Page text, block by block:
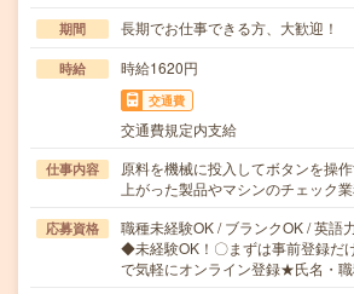
期間 長期でお仕事できる方、大歓迎！
時給 時給1620円
交通費
交通費規定内支給
仕事内容
原料を機械に投入してボタンを操
上がった製品やマシンのチェック
応募資格
職種未経験OK / ブランクOK / 英語
◆未経験OK！〇まずは事前登録だ
で気軽にオンライン登録★氏名・